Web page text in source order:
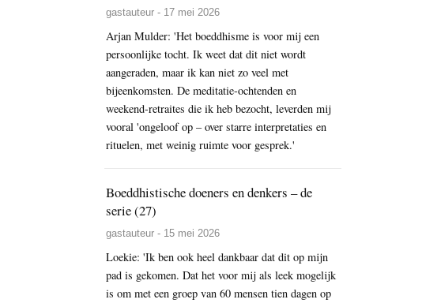
gastauteur - 17 mei 2026
Arjan Mulder: 'Het boeddhisme is voor mij een
persoonlijke tocht. Ik weet dat dit niet wordt
aangeraden, maar ik kan niet zo veel met
bijeenkomsten. De meditatie-ochtenden en
weekend-retraites die ik heb bezocht, leverden mij
vooral 'ongeloof op – over starre interpretaties en
rituelen, met weinig ruimte voor gesprek.'
Boeddhistische doeners en denkers – de
serie (27)
gastauteur - 15 mei 2026
Loekie: 'Ik ben ook heel dankbaar dat dit op mijn
pad is gekomen. Dat het voor mij als leek mogelijk
is om met een groep van 60 mensen tien dagen op